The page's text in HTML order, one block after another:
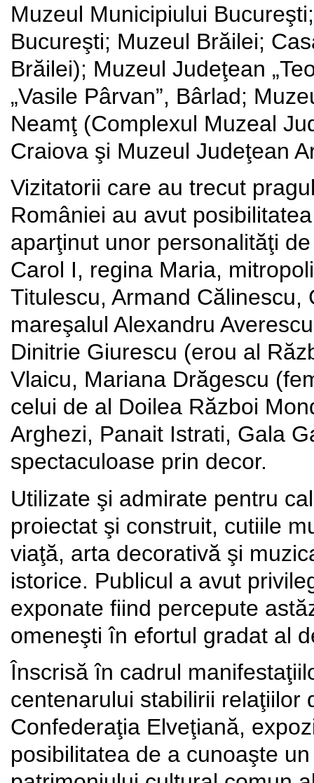
Muzeul Municipiului
Bucureşti; Muzeul Brăilei;
Brăilei); Muzeul Judeţean
„Vasile Pârvan”, Bârlad;
Neamţ (Complexul Muzeal
Craiova şi Muzeul Judeţean
Vizitatorii care au trecut
României au avut
aparţinut unor personalităţi
Carol I, regina Maria,
Titulescu, Armand
mareşalul Alexandru
Dinitrie Giurescu (erou al
Vlaicu, Mariana Drăgescu
celui de al Doilea Război
Arghezi, Panait Istrati, Gala
spectaculoase prin decor.
Utilizate şi admirate pentru
proiectat şi construit, cutiile
viaţă, arta decorativă şi
istorice. Publicul a avut
exponate fiind percepute
omeneşti în efortul gradat al
Înscrisă în cadrul
centenarului stabilirii relaţiilor
Confederaţia Elveţiană,
posibilitatea de a cunoaşte